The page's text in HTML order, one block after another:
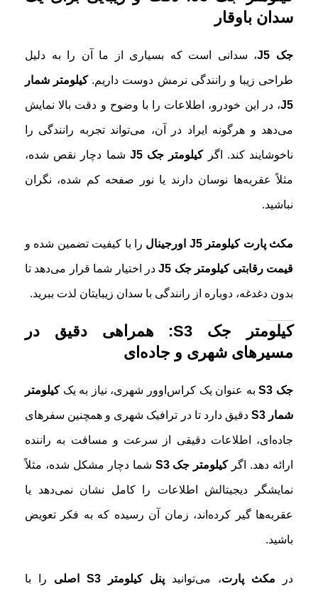
سدان باوقار
جک J5 ، سدانی است که بسیاری از ما آن را به دلیل
طراحی زیبا و رانندگی نرمش دوست داریم.کیلومتر شمار
J5، در این خودرو، اطلاعات را با وضوح و دقت بالا نمایش
می‌دهد و هرگونه ایراد در آن، می‌تواند تجربه رانندگی را
ناخوشایند کند. اگرکیلومتر جک J5 شما دچار نقص شده،
مثلاً عقربه‌ها نوسان دارند یا نور صفحه کم شده، نگران
نباشید.
مکث پارت کیلومتر J5 اورجینال را با کیفیت تضمین شده و
قیمت رقابتی کیلومتر جک J5 در اختیار شما قرار می‌دهد تا
بدون دغدغه، دوباره از رانندگی با سدان زیبایتان لذت ببرید.
کیلومتر جک S3: همراهی دقیق در
مسیرهای شهری و جاده‌ای
جک S3 به عنوان یک کراس‌اوور شهری، نیاز به یککیلومتر
شمار S3 دقیق دارد تا در ترافیک شهری و همچنین سفرهای
جاده‌ای، اطلاعات دقیقی از سرعت و مسافت به راننده
ارائه دهد. اگرکیلومتر جک S3 شما دچار مشکل شده، مثلاً
نمایشگر دیجیتالش اطلاعات را کامل نشان نمی‌دهد یا
عقربه‌ها گیر کرده‌اند، زمان آن رسیده که به فکر تعویض
باشید.
در مکث پارت، می‌توانید پنل کیلومتر S3 اصلی را با